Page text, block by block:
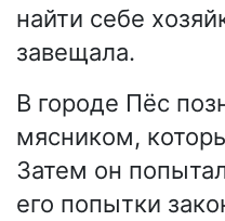
найти себе
завещала.
В городе Пёс
мясником,
Затем он
его попытки